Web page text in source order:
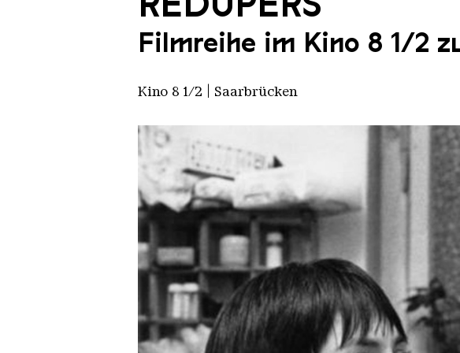
Filmreihe im Kino 8 1/2
Kino 8 1/2 | Saarbrücken